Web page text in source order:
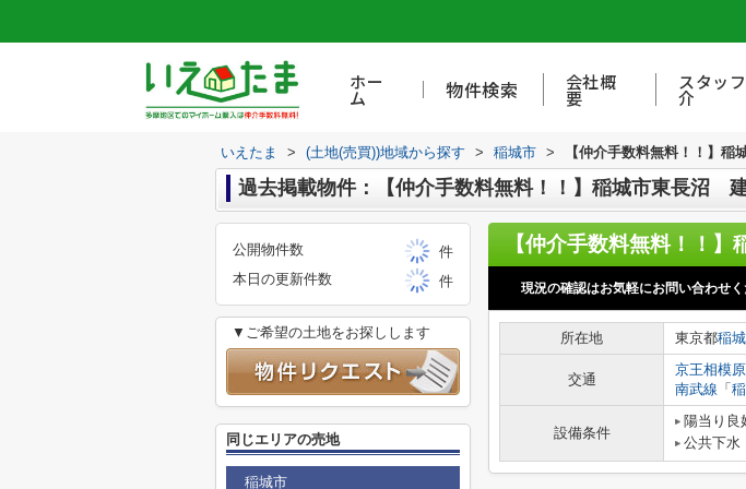
ホー
ム 物件検索 会社概
要
スタッ
介
いえたま > (土地(売買))地域から探す > 稲城市 > 【仲介手数料無料！！】
過去掲載物件：【仲介手数料無料！！】稲城市東長沼
現況の確認はお気軽にお問い合わせく
所在地 東京都稲
交通
京王相模
南武線 「
設備条件
陽当り良
公共下水
公開物件数
件
本日の更新件数
件
▼ご希望の土地をお探しします
同じエリアの売地
稲城市